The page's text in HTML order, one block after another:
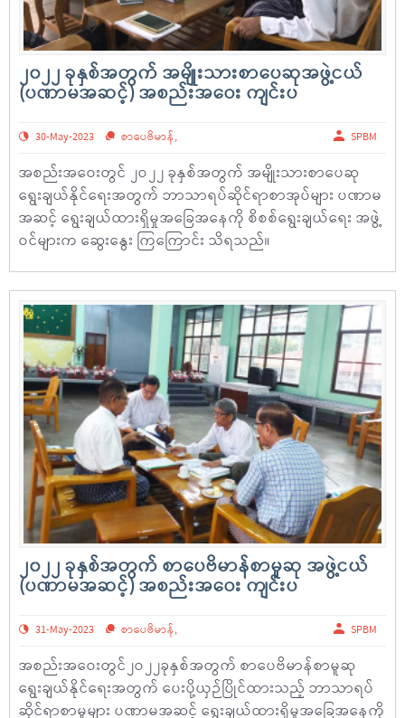
၂၀၂၂ ခုနှစ်အတွက် အမျိုးသားစာပေဆုအဖွဲ့ငယ်
(ပဏာမအဆင့်) အစည်းအဝေး ကျင်းပ
30-May-2023 စာပေဗိမာန်, SPBM
အစည်းအဝေးတွင် ၂ဝ၂၂ ခုနှစ်အတွက် အမျိုးသားစာပေဆု
ရွေးချယ်နိုင်ရေးအတွက် ဘာသာရပ်ဆိုင်ရာစာအုပ်များ ပဏာမ
အဆင့် ရွေးချယ်ထားရှိမှုအခြေအနေကို စိစစ်ရွေးချယ်ရေး အဖွဲ့
ဝင်များက ဆွေးနွေး ကြကြောင်း သိရသည်။
၂၀၂၂ ခုနှစ်အတွက် စာပေဗိမာန်စာမူဆု အဖွဲ့ငယ်
(ပဏာမအဆင့်) အစည်းအဝေး ကျင်းပ
31-May-2023 စာပေဗိမာန်, SPBM
အစည်းအဝေးတွင်၂ဝ၂၂ခုနှစ်အတွက် စာပေဗိမာန်စာမူဆု
ရွေးချယ်နိုင်ရေးအတွက် ပေးပို့ယှဉ်ပြိုင်ထားသည့် ဘာသာရပ်
ဆိုင်ရာစာမူများ ပဏာမအဆင့် ရွေးချယ်ထားရှိမှုအခြေအနေကို